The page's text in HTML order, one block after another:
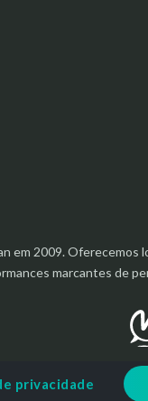
privacidade
em 2009. Oferecemos
marcantes de